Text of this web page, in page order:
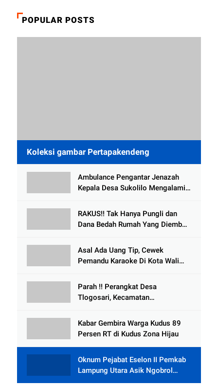
POPULAR POSTS
Koleksi gambar Pertapakendeng
Ambulance Pengantar Jenazah
Kepala Desa Sukolilo Mengalami
Meninggal Dunia
RAKUS!! Tak Hanya Pungli dan
Dana Bedah Rumah Yang Diembat,
Tlogowungu, di Duga
Selewengkan Bantuan Mushola
Asal Ada Uang Tip, Cewek
Pemandu Karaoke Di Kota Wali
Parah !! Perangkat Desa
Tlogosari, Kecamatan
Rumah dari BAZNAS
Kabar Gembira Warga Kudus 89
Persen RT di Kudus Zona Hijau
Oknum Pejabat Eselon II Pemkab
Lampung Utara Asik Ngobrol
Dengan Teman Kencan Wanitanya